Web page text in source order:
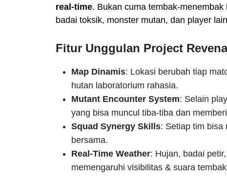
real-time. Bukan cuma tembak-
badai toksik, monster mutan, dan player
Fitur Unggulan Project
Map Dinamis: Lokasi berubah tiap
hutan laboratorium rahasia.
Mutant Encounter System: Selain
yang bisa muncul tiba-tiba dan
Squad Synergy Skills: Setiap tim bisa
bersama.
Real-Time Weather: Hujan, badai
memengaruhi visibilitas & suara